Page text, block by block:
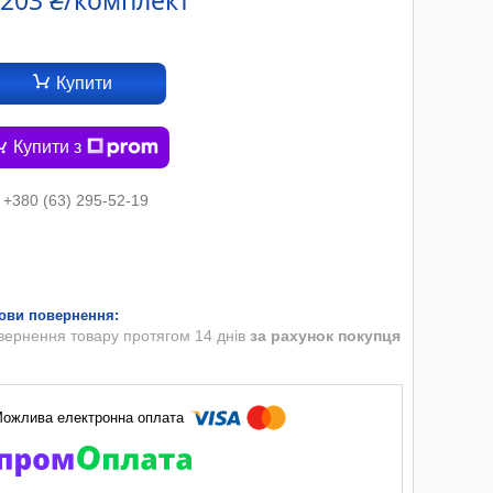
Купити
Купити з
+380 (63) 295-52-19
товару протягом 14 днів за рахунок покупця